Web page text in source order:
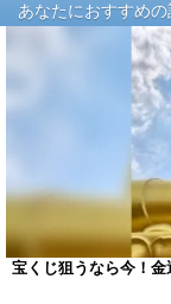
あなたにおすすめ
宝くじ狙うなら今！